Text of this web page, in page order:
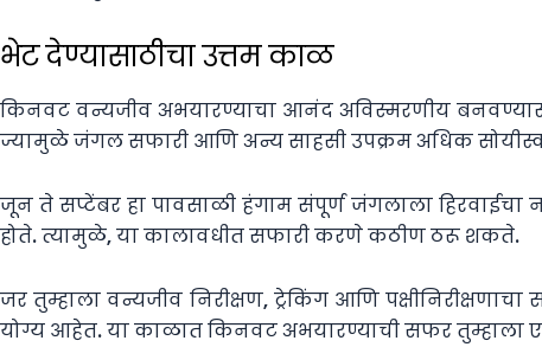
भेट देण्यासाठीचा उत्तम काळ
किनवट वन्यजीव अभयारण्याचा आनंद अविस्मरणीय
ज्यामुळे जंगल सफारी आणि अन्य साहसी उपक्रम अधिक
जून ते सप्टेंबर हा पावसाळी हंगाम संपूर्ण जंगलाला
होते. त्यामुळे, या कालावधीत सफारी करणे कठीण ठरू शकते.
जर तुम्हाला वन्यजीव निरीक्षण, ट्रेकिंग आणि
योग्य आहेत. या काळात किनवट अभयारण्याची सफर